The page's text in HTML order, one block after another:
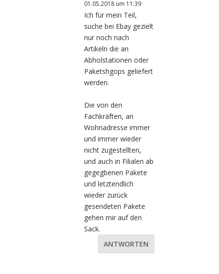
01.05.2018 um 11:39
Ich für mein Teil,
suche bei Ebay gezielt
nur noch nach
Artikeln die an
Abholstationen oder
Paketshgops geliefert
werden.
Die von den
Fachkräften, an
Wohnadresse immer
und immer wieder
nicht zugestellten,
und auch in Filialen ab
gegegbenen Pakete
und letztendlich
wieder zurück
gesendeten Pakete
gehen mir auf den
Sack.
ANTWORTEN